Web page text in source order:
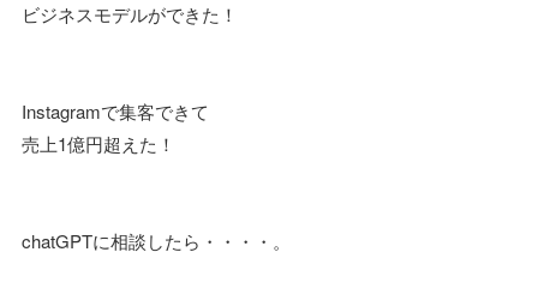
ビジネスモデルができた！
Instagramで集客できて
売上1億円超えた！
chatGPTに相談したら・・・・。